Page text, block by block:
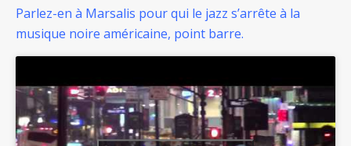
Parlez-en à Marsalis pour qui le jazz s’arrête à la
musique noire américaine, point barre.